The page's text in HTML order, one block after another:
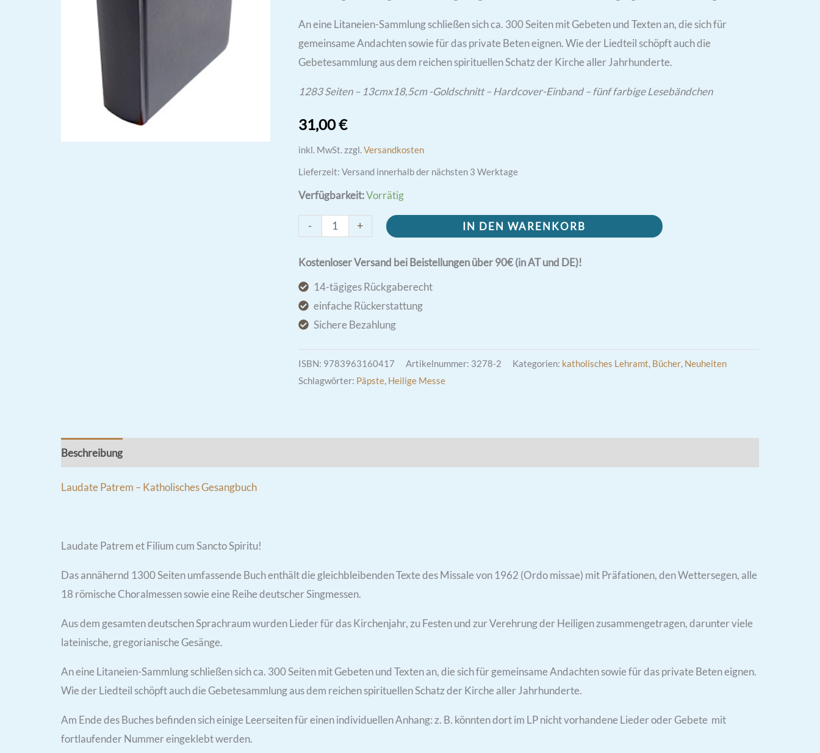
An eine Litaneien-Sammlung schließen sich ca. 300 Seiten mit Gebeten und Texten an, die sich für
gemeinsame Andachten sowie für das private Beten eignen. Wie der Liedteil schöpft auch die
Gebetesammlung aus dem reichen spirituellen Schatz der Kirche aller Jahrhunderte.
1283 Seiten – 13cmx18,5cm -Goldschnitt – Hardcover-Einband – fünf farbige Lesebändchen
31,00€
inkl. MwSt.zzgl.Versandkosten
Lieferzeit: Versand innerhalb der nächsten 3 Werktage
Verfügbarkeit:Vorrätig
-
Laudate
-
Katholisches
Gesangbuch
Menge
+ IN DEN WARENKORB
Kostenloser Versand bei Beistellungen über 90€ (in AT und DE)!
14-tägiges Rückgaberecht
einfache Rückerstattung
Sichere Bezahlung
ISBN: 9783963160417 Artikelnummer: 3278-2 Kategorien: katholisches Lehramt, Bücher, Neuheiten
Schlagwörter: Päpste, Heilige Messe
Beschreibung
Laudate Patrem – Katholisches Gesangbuch
Laudate Patrem et Filium cum Sancto Spiritu!
Das annähernd 1300 Seiten umfassende Buch enthält die gleichbleibenden Texte des Missale von 1962 (Ordo missae) mit Präfationen, den Wettersegen, alle
18 römische Choralmessen sowie eine Reihe deutscher Singmessen.
Aus dem gesamten deutschen Sprachraum wurden Lieder für das Kirchenjahr, zu Festen und zur Verehrung der Heiligen zusammengetragen, darunter viele
lateinische, gregorianische Gesänge.
An eine Litaneien-Sammlung schließen sich ca. 300 Seiten mit Gebeten und Texten an, die sich für gemeinsame Andachten sowie für das private Beten eignen.
Wie der Liedteil schöpft auch die Gebetesammlung aus dem reichen spirituellen Schatz der Kirche aller Jahrhunderte.
Am Ende des Buches befinden sich einige Leerseiten für einen individuellen Anhang: z. B. könnten dort im LP nicht vorhandene Lieder oder Gebete mit
fortlaufender Nummer eingeklebt werden.